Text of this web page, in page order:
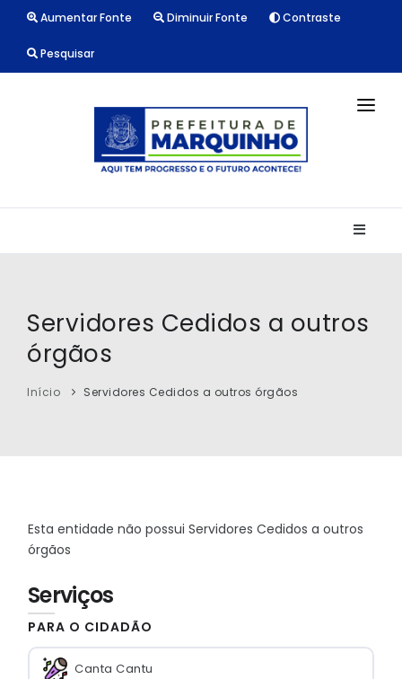
Aumentar Fonte Diminuir Fonte Contraste
Pesquisar
CONTATO
Servidores Cedidos a outros
órgãos
Início Servidores Cedidos a outros órgãos
Esta entidade não possui Servidores Cedidos a outros
órgãos
Serviços
PARA O CIDADÃO
Canta Cantu